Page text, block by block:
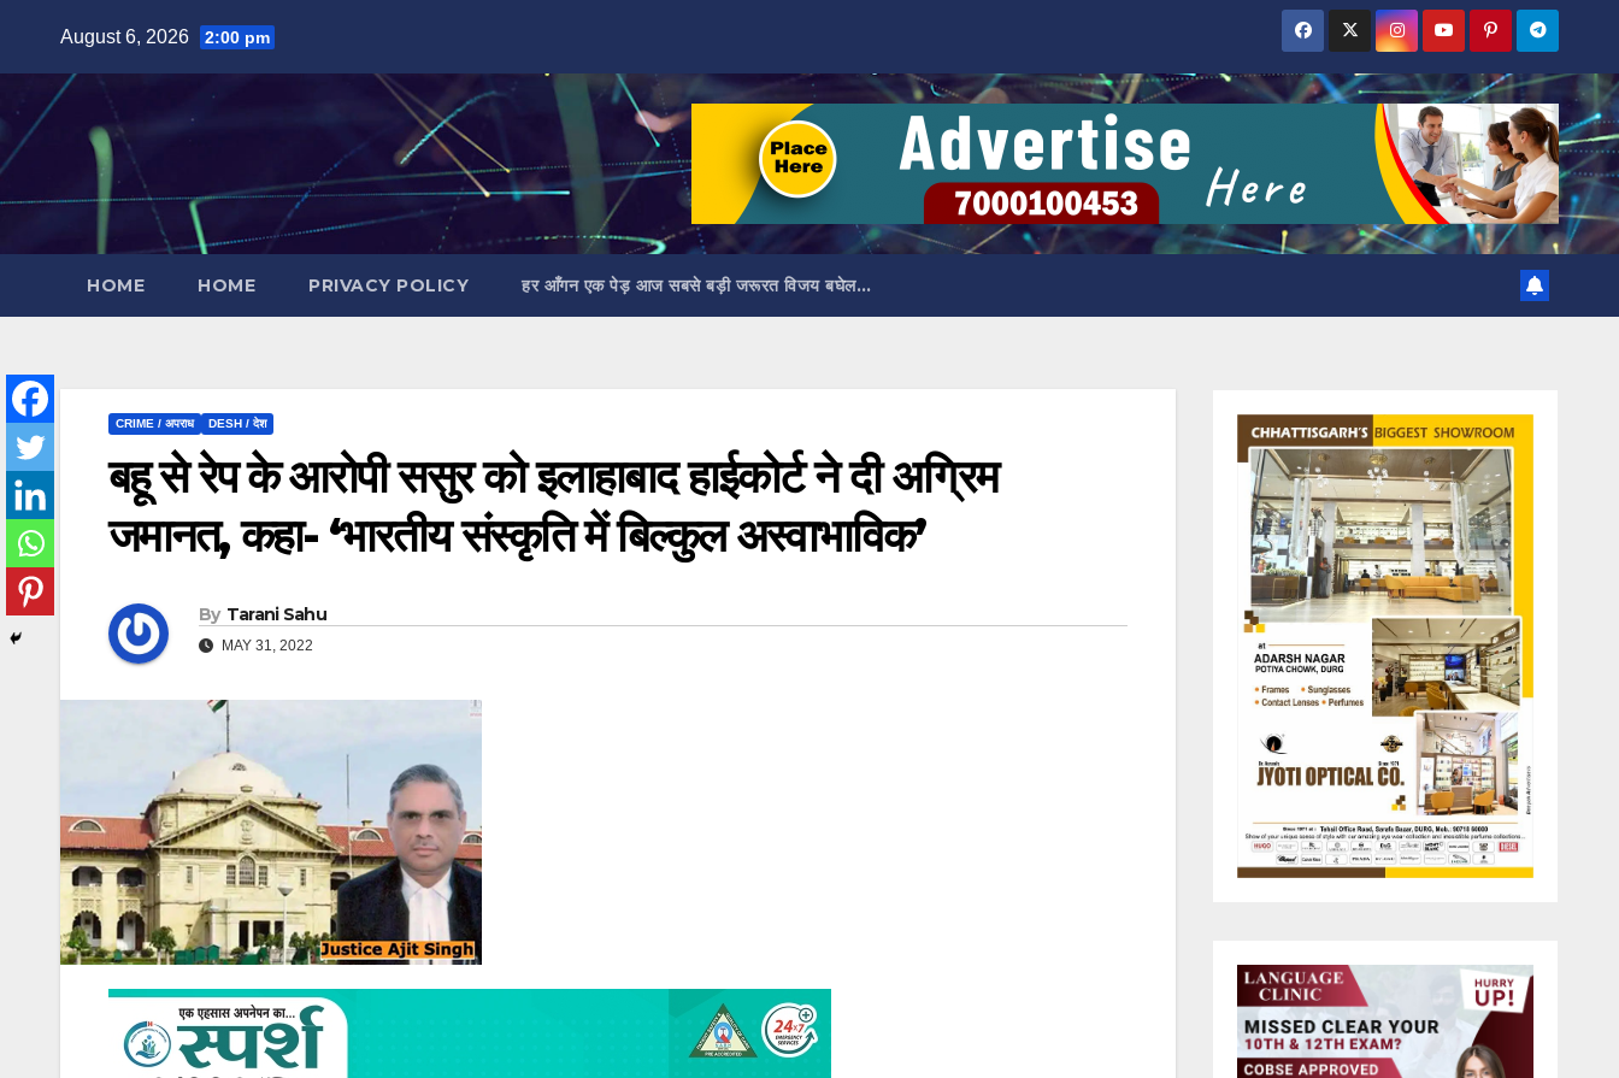
content
August 6, 2026 2:00 pm
HOME HOME PRIVACY POLICY हर आँगन एक पेड़ आज सबसे बड़ी जरूरत विजय बघेल…
CRIME / अपराध DESH / देश
बहू से रेप के आरोपी ससुर को इलाहाबाद हाईकोर्ट ने दी अग्रिम
जमानत, कहा- ‘भारतीय संस्कृति में बिल्कुल अस्वाभाविक’
By Tarani Sahu
MAY 31, 2022